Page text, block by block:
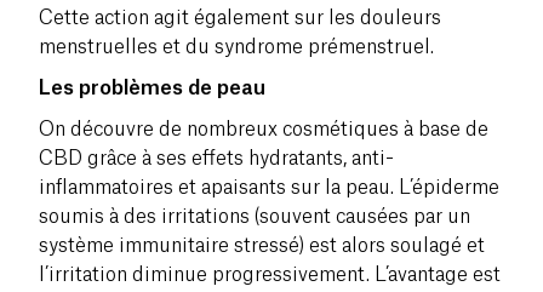
Cette action agit également sur les douleurs
menstruelles et du syndrome prémenstruel.
Les problèmes de peau
On découvre de nombreux cosmétiques à base de
CBD grâce à ses effets hydratants, anti-
inflammatoires et apaisants sur la peau. L’épiderme
soumis à des irritations (souvent causées par un
système immunitaire stressé) est alors soulagé et
l’irritation diminue progressivement. L’avantage est